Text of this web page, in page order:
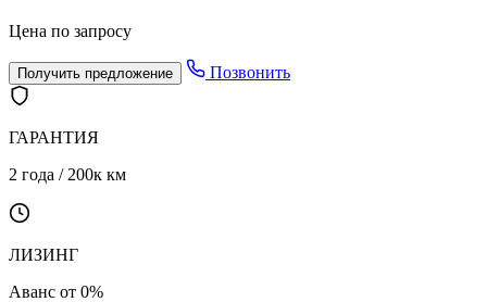
Цена по запросу
Получить предложение Позвонить
ГАРАНТИЯ
2 года / 200к км
ЛИЗИНГ
Аванс от 0%